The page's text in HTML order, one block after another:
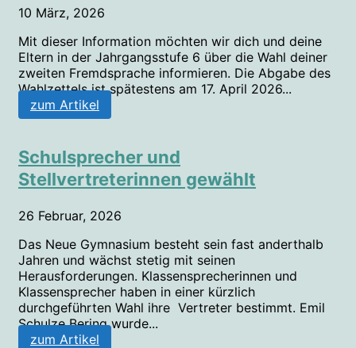
10 März, 2026
Mit dieser Information möchten wir dich und deine
Eltern in der Jahrgangsstufe 6 über die Wahl deiner
zweiten Fremdsprache informieren. Die Abgabe des
Wahlzettels ist spätestens am 17. April 2026...
zum Artikel
Schulsprecher und
Stellvertreterinnen gewählt
26 Februar, 2026
Das Neue Gymnasium besteht sein fast anderthalb
Jahren und wächst stetig mit seinen
Herausforderungen. Klassensprecherinnen und
Klassensprecher haben in einer kürzlich
durchgeführten Wahl ihre Vertreter bestimmt. Emil
Schulze Bering wurde...
zum Artikel